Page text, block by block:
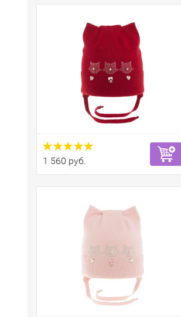
1 560 руб.